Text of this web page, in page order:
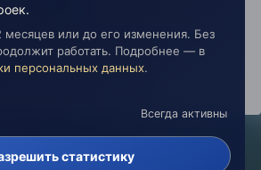
Политика конфиденциальности
связь
Настройки cookies
© 2026 Живая Эзотерика
месяцев или до его изменения. Без
работать. Подробнее — в
персональных данных.
Всегда активны
статистику